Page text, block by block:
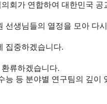
회가 연합하여 대한민국
선생님들의 열정을 모아 다
집중하겠습니다.
류하겠습니다.
능 등 분야별 연구팀의 깊